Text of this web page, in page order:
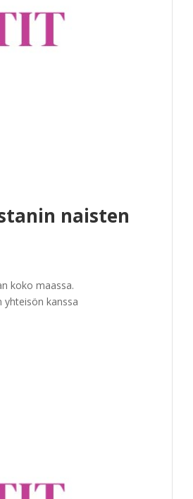
naisten
koko maassa.
yhteisön kanssa